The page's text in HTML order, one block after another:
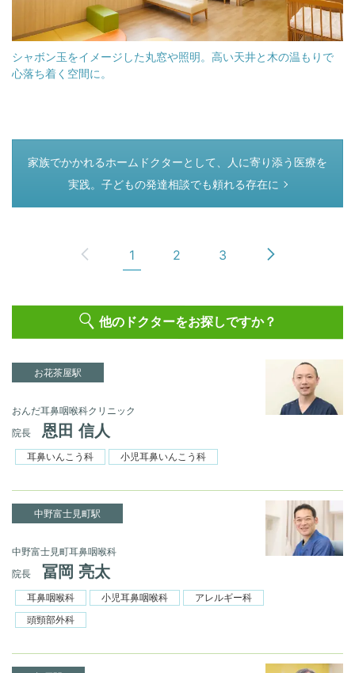
シャボン玉をイメージした丸窓や照明。高い天井と木の温もりで
心落ち着く空間に。
つぎのページ
家族でかかれるホームドクターとして、人に寄り添う医療を
実践。子どもの発達相談でも頼れる存在に
1 2 3
他のドクターをお探しですか？
お花茶屋駅
おんだ耳鼻咽喉科クリニック
院長
恩田 信人
耳鼻いんこう科 小児耳鼻いんこう科
中野富士見町駅
中野富士見町耳鼻咽喉科
院長
冨岡 亮太
耳鼻咽喉科 小児耳鼻咽喉科
アレルギー科
頭頸部外科